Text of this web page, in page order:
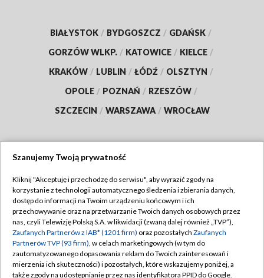
BIAŁYSTOK / BYDGOSZCZ / GDAŃSK /
GORZÓW WLKP. / KATOWICE / KIELCE /
KRAKÓW / LUBLIN / ŁÓDŹ / OLSZTYN /
OPOLE / POZNAŃ / RZESZÓW /
SZCZECIN / WARSZAWA / WROCŁAW
TVP
Abonament TVP
Emisja w TVP
Centrum informacji TVP
Naziemna Telewizja Cyfrowa
Regulamin TVP
Polityka prywatności
Moje zgody
Pomoc
Szanujemy Twoją prywatność
Kliknij "Akceptuję i przechodzę do serwisu", aby wyrazić zgody na
korzystanie z technologii automatycznego śledzenia i zbierania danych,
dostęp do informacji na Twoim urządzeniu końcowym i ich
przechowywanie oraz na przetwarzanie Twoich danych osobowych przez
nas, czyli Telewizję Polską S.A. w likwidacji (zwaną dalej również „TVP”),
Zaufanych Partnerów z IAB* (1201 firm) oraz pozostałych Zaufanych
Partnerów TVP (93 firm), w celach marketingowych (w tym do
zautomatyzowanego dopasowania reklam do Twoich zainteresowań i
mierzenia ich skuteczności) i pozostałych, które wskazujemy poniżej, a
także zgody na udostępnianie przez nas identyfikatora PPID do Google.